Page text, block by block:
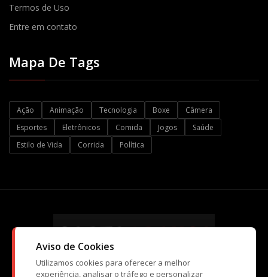
Termos de Uso
Entre em contato
Mapa De Tags
Ação Animação Tecnologia Boxe
Câmera
Esportes
Eletrônicos Comida Jogos
Saúde
Estilo de Vida
Corrida Política
Aviso de Cookies
Utilizamos cookies para oferecer a melhor
experiência, analisar o tráfego e personalizar